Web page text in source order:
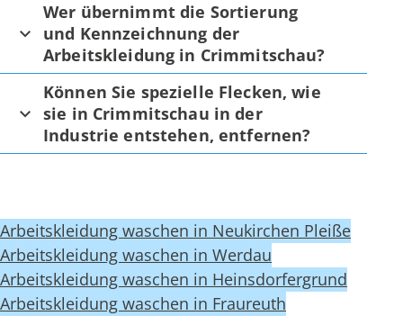
Wer übernimmt die Sortierung
und Kennzeichnung der
Arbeitskleidung in Crimmitschau?
Können Sie spezielle Flecken, wie
sie in Crimmitschau in der
Industrie entstehen, entfernen?
Arbeitskleidung waschen in Neukirchen Pleiße
Arbeitskleidung waschen in Werdau
Arbeitskleidung waschen in Heinsdorfergrund
Arbeitskleidung waschen in Fraureuth